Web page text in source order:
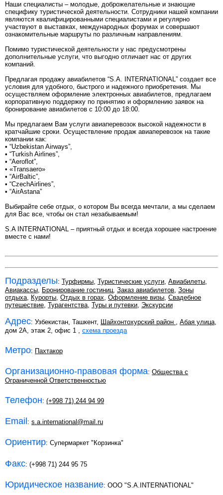
Наши специалисты – молодые, доброжелательные и знающие
специфику туристической деятельности. Сотрудники нашей компании
являются квалифицированными специалистами и регулярно
участвуют в выставках, международных форумах и совершают
ознакомительные маршруты по различным направлениям.
Помимо туристической деятельности у нас предусмотрены
дополнительные услуги, что выгодно отличает нас от других
компаний.
Предлагая продажу авиабилетов “S.A. INTERNATIONAL” создает все
условия для удобного, быстрого и надежного приобретения. Мы
осуществляем оформление электронных авиабилетов, предлагаем
корпоративную поддержку по принятию и оформлению заявок на
бронирование авиабилетов с 10:00 до 18:00.
Мы предлагаем Вам услуги авиаперевозок высокой надежности в
кратчайшие сроки. Осуществление продаж авиаперевозок на такие
компании как:
• “Uzbekistan Airways”,
• “Turkish Airlines”,
• “Aeroflot”,
• «Transaero»
• “AirBaltic”,
• “CzechAirlines”,
• “AirAstana”
Выбирайте себе отдых, о котором Вы всегда мечтали, а мы сделаем
для Вас все, чтобы он стал незабываемым!
S.A INTERNATIONAL – приятный отдых и всегда хорошее настроение
вместе с нами!
Подразделы: Турфирмы, Туристические услуги, Авиабилеты,
Авиакассы, Бронирование гостиниц, Заказ авиабилетов, Зоны
отдыха, Курорты, Отдых в горах, Оформление визы, Свадебное
путешествие, Турагентства, Туры и путевки, Экскурсии
Адрес: Узбекистан, Ташкент, Шайхонтохурский район , Абая улица,
дом 2А, этаж 2, офис 1 , схема проезда
Метро: Пахтакор
Организационно-правовая форма: Общества с
Ограниченной Ответственностью
Телефон: (+998 71) 244 94 99
Email : s.a.international@mail.ru
Ориентир: Супермаркет "Корзинка"
Факс: (+998 71) 244 95 75
Юридическое название: ООО "S.A.INTERNATIONAL"